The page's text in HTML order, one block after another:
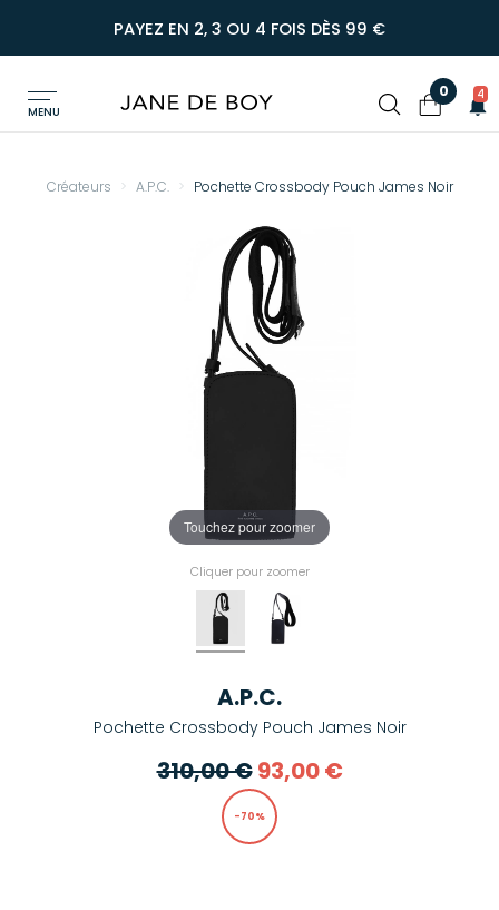
PAYEZ EN 2, 3 OU 4 FOIS DÈS 99 €
MENU
0 4
Créateurs A.P.C. Pochette Crossbody Pouch James Noir
Touchez pour zoomer
Cliquer pour zoomer
A.P.C.
Pochette Crossbody Pouch James Noir
310,00 €93,00 €
-70%